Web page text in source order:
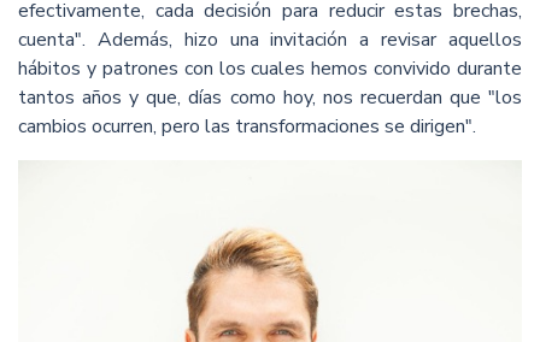
efectivamente, cada decisión para reducir estas brechas,
cuenta". Además, hizo una invitación a revisar aquellos
hábitos y patrones con los cuales hemos convivido durante
tantos años y que, días como hoy, nos recuerdan que "los
cambios ocurren, pero las transformaciones se dirigen".